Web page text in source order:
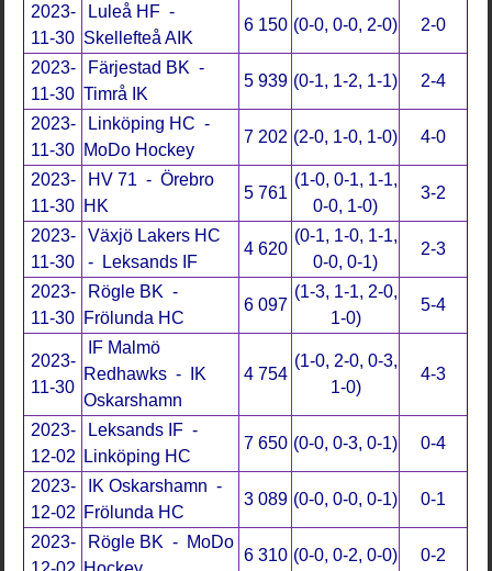
2023-
11-30
Luleå HF -
Skellefteå AIK
6 150 (0-0, 0-0, 2-0) 2-0
2023-
11-30
Färjestad BK -
Timrå IK
5 939 (0-1, 1-2, 1-1) 2-4
2023-
11-30
Linköping HC -
MoDo Hockey
7 202 (2-0, 1-0, 1-0) 4-0
2023-
11-30
HV 71 - Örebro
HK
5 761
(1-0, 0-1, 1-1,
0-0, 1-0)
3-2
2023-
11-30
Växjö Lakers HC
- Leksands IF
4 620
(0-1, 1-0, 1-1,
0-0, 0-1)
2-3
2023-
11-30
Rögle BK -
Frölunda HC
6 097
(1-3, 1-1, 2-0,
1-0)
5-4
2023-
11-30
IF Malmö
Redhawks - IK
Oskarshamn
4 754
(1-0, 2-0, 0-3,
1-0)
4-3
2023-
12-02
Leksands IF -
Linköping HC
7 650 (0-0, 0-3, 0-1) 0-4
2023-
12-02
IK Oskarshamn -
Frölunda HC
3 089 (0-0, 0-0, 0-1) 0-1
2023-
Rögle BK - MoDo
6 310 (0-0, 0-2, 0-0) 0-2